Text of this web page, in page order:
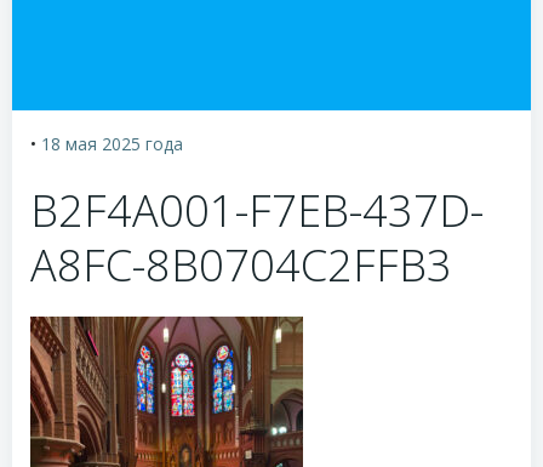
• 18 мая 2025 года
B2F4A001-F7EB-437D-
A8FC-8B0704C2FFB3